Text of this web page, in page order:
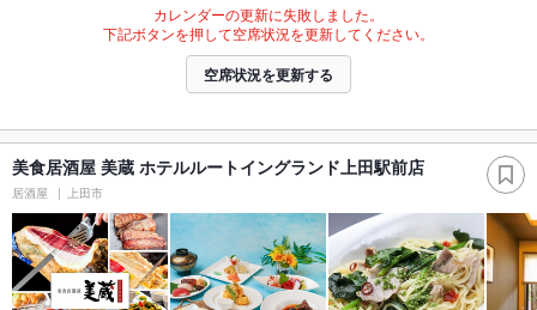
カレンダーの更新に失敗しました。
下記ボタンを押して空席状況を更新してください。
空席状況を更新する
美食居酒屋 美蔵 ホテルルートイングランド上田駅前店
居酒屋 上田市